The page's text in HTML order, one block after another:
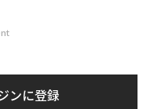
ンに登録